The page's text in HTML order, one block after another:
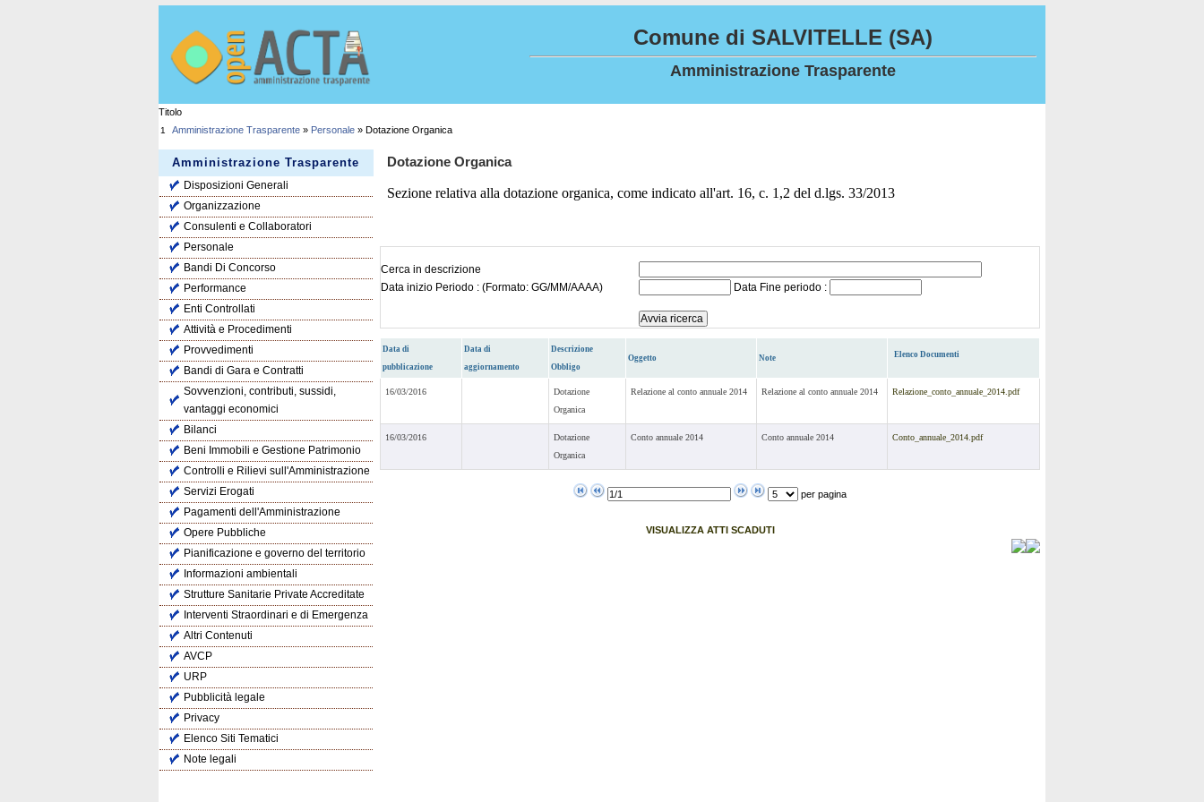
Comune di SALVITELLE (SA)
Amministrazione Trasparente
Titolo
1 Amministrazione Trasparente » Personale » Dotazione Organica
Dotazione Organica
Sezione relativa alla dotazione organica, come indicato all'art. 16, c. 1,2 del d.lgs. 33/2013
Cerca in descrizione
Data inizio Periodo : (Formato: GG/MM/AAAA)
Data Fine periodo :
Data di
pubblicazione
Data di
aggiornamento
Descrizione
Obbligo
Oggetto Note Elenco Documenti
16/03/2016
Dotazione
Organica
Relazione al conto annuale 2014 Relazione al conto annuale 2014 Relazione_conto_annuale_2014.pdf
16/03/2016
Dotazione
Organica
Conto annuale 2014 Conto annuale 2014 Conto_annuale_2014.pdf
per pagina
VISUALIZZA ATTI SCADUTI
Amministrazione Trasparente
Disposizioni Generali
Organizzazione
Consulenti e Collaboratori
Personale
Bandi Di Concorso
Performance
Enti Controllati
Attività e Procedimenti
Provvedimenti
Bandi di Gara e Contratti
Sovvenzioni, contributi, sussidi,
vantaggi economici
Bilanci
Beni Immobili e Gestione Patrimonio
Controlli e Rilievi sull'Amministrazione
Servizi Erogati
Pagamenti dell'Amministrazione
Opere Pubbliche
Pianificazione e governo del territorio
Informazioni ambientali
Strutture Sanitarie Private Accreditate
Interventi Straordinari e di Emergenza
Altri Contenuti
AVCP
URP
Pubblicità legale
Privacy
Elenco Siti Tematici
Note legali